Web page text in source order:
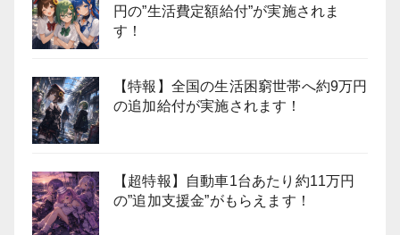
円の”生活費定額給付”が実施されま
す！
【特報】全国の生活困窮世帯へ約9万円
の追加給付が実施されます！
【超特報】自動車1台あたり約11万円
の”追加支援金”がもらえます！